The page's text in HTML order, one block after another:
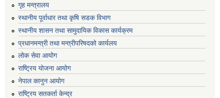
गृह मन्त्रालय
स्थानीय पूर्वाधार तथा कृषि सडक विभाग
स्थानीय शासन तथा सामुदायिक विकास कार्यक्रम
प्रधानमन्त्री तथा मन्त्रीपरिषदको कार्यलय
लोक सेवा आयोग
राष्ट्रिय योजना आयोग
नेपाल कानुन आयोग
राष्ट्रिय सतकर्ता केन्द्र